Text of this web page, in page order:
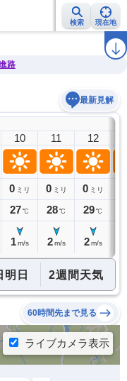
検索 現在地
ラ
路
最新見解
10
0 ミリ
27℃
1 m/s
11
0 ミリ
28℃
2 m/s
12
0 ミリ
29℃
2 m/s
明日 2週間天気
60時間先まで見る